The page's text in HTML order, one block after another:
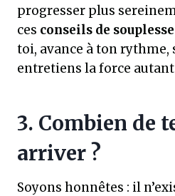
progresser plus
ces conseils de souplesse
toi, avance à ton rythme,
entretiens la force
3. Combien de
arriver ?
Soyons honnêtes : il